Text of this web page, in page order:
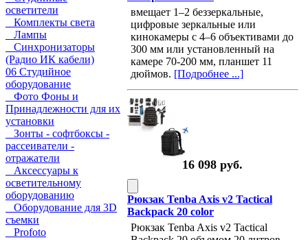
осветители
Комплекты света
Лампы
Синхронизаторы
(Радио ИК кабели)
06 Студийное
оборудование
Фото Фоны и
Принадлежности для их
установки
Зонты - софтбоксы -
рассеиватели -
отражатели
Аксессуары к
осветительному
оборудованию
Оборудование для 3D
съемки
Profoto
вмещает 1–2 беззеркальные,
цифровые зеркальные или
кинокамеры с 4–6 объективами до
300 мм или установленный на
камере 70-200 мм, планшет 11
дюймов. [Подробнее ...]
16 098 руб.
Рюкзак Tenba Axis v2 Tactical
Backpack 20 color
Рюкзак Tenba Axis v2 Tactical